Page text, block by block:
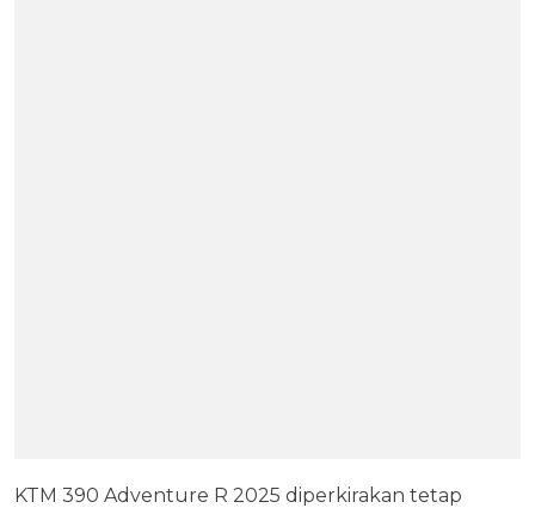
KTM 390 Adventure R 2025 diperkirakan tetap